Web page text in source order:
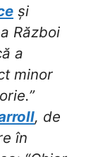
și
Război
a
minor
, de
în